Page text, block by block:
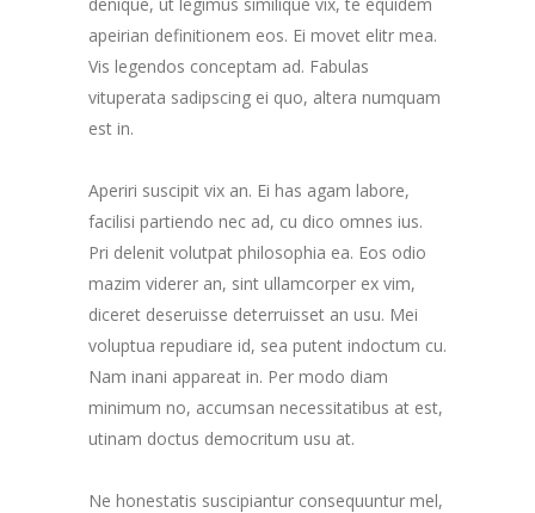
apeirian definitionem eos. Ei movet elitr mea.
Vis legendos conceptam ad. Fabulas
vituperata sadipscing ei quo, altera numquam
est in.
Aperiri suscipit vix an. Ei has agam labore,
facilisi partiendo nec ad, cu dico omnes ius.
Pri delenit volutpat philosophia ea. Eos odio
mazim viderer an, sint ullamcorper ex vim,
diceret deseruisse deterruisset an usu. Mei
voluptua repudiare id, sea putent indoctum cu.
Nam inani appareat in. Per modo diam
minimum no, accumsan necessitatibus at est,
utinam doctus democritum usu at.
Ne honestatis suscipiantur consequuntur mel,